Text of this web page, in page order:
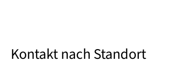
Kontakt nach Standort